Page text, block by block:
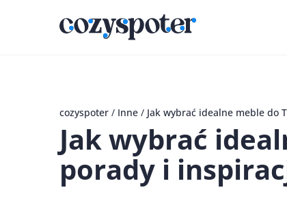
cozyspoter / Inne / Jak wybrać idealne meble do
Jak wybrać
porady i